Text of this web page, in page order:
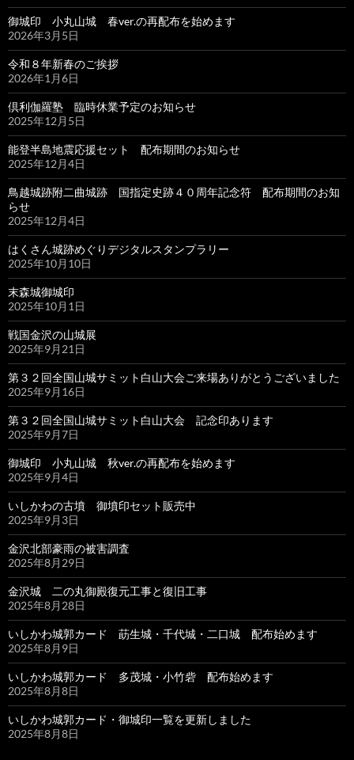
御城印 小丸山城 春ver.の再配布を始めます
2026年3月5日
令和８年新春のご挨拶
2026年1月6日
倶利伽羅塾 臨時休業予定のお知らせ
2025年12月5日
能登半島地震応援セット 配布期間のお知らせ
2025年12月4日
鳥越城跡附二曲城跡 国指定史跡４０周年記念符 配布期間のお知
らせ
2025年12月4日
はくさん城跡めぐりデジタルスタンプラリー
2025年10月10日
末森城御城印
2025年10月1日
戦国金沢の山城展
2025年9月21日
第３２回全国山城サミット白山大会ご来場ありがとうございました
2025年9月16日
第３２回全国山城サミット白山大会 記念印あります
2025年9月7日
御城印 小丸山城 秋ver.の再配布を始めます
2025年9月4日
いしかわの古墳 御墳印セット販売中
2025年9月3日
金沢北部豪雨の被害調査
2025年8月29日
金沢城 二の丸御殿復元工事と復旧工事
2025年8月28日
いしかわ城郭カード 莇生城・千代城・二口城 配布始めます
2025年8月9日
いしかわ城郭カード 多茂城・小竹砦 配布始めます
2025年8月8日
いしかわ城郭カード・御城印一覧を更新しました
2025年8月8日